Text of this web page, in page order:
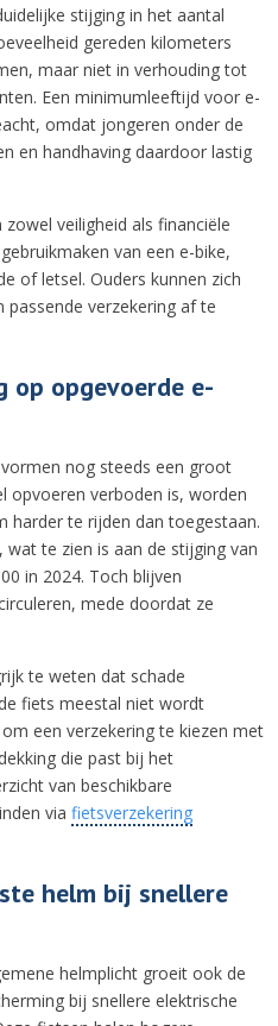
stijging in het aantal
gereden kilometers
maar niet in verhouding tot
Een minimumleeftijd voor e-
omdat jongeren onder de
en handhaving daardoor lastig
veiligheid als financiële
van een e-bike,
of letsel. Ouders kunnen zich
verzekering af te
op opgevoerde e-
nog steeds een groot
opvoeren verboden is, worden
harder te rijden dan toegestaan.
wat te zien is aan de stijging van
in 2024. Toch blijven
mede doordat ze
te weten dat schade
fiets meestal niet wordt
een verzekering te kiezen met
die past bij het
van beschikbare
via fietsverzekering
helm bij snellere
helmplicht groeit ook de
bij snellere elektrische